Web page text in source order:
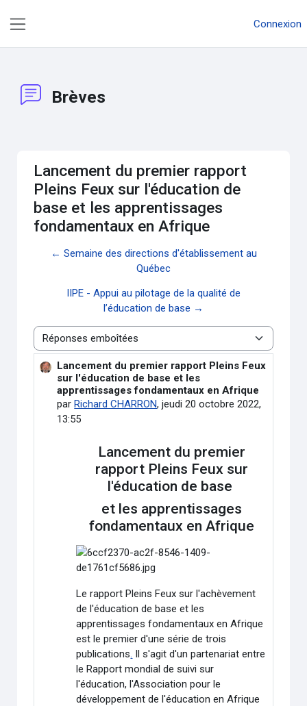
Connexion
Brèves
Lancement du premier rapport
Pleins Feux sur l'éducation de
base et les apprentissages
fondamentaux en Afrique
← Semaine des directions d'établissement au
Québec
IIPE - Appui au pilotage de la qualité de
l’éducation de base →
Type d’affichage
Lancement du premier rapport Pleins Feux
sur l'éducation de base et les
apprentissages fondamentaux en Afrique
parRichard CHARRON,jeudi 20 octobre 2022,
13:55
Nombre de réponses : 0
Lancement du premier
rapport Pleins Feux sur
l'éducation de base
et les apprentissages
fondamentaux en Afrique
Le rapport Pleins Feux sur l'achèvement
de l'éducation de base et les
apprentissages fondamentaux en Afrique
est le premier d'une série de trois
publications Il s'agit d'un partenariat entre
le Rapport mondial de suivi sur
l'éducation, l'Association pour le
développement de l'éducation en Afrique